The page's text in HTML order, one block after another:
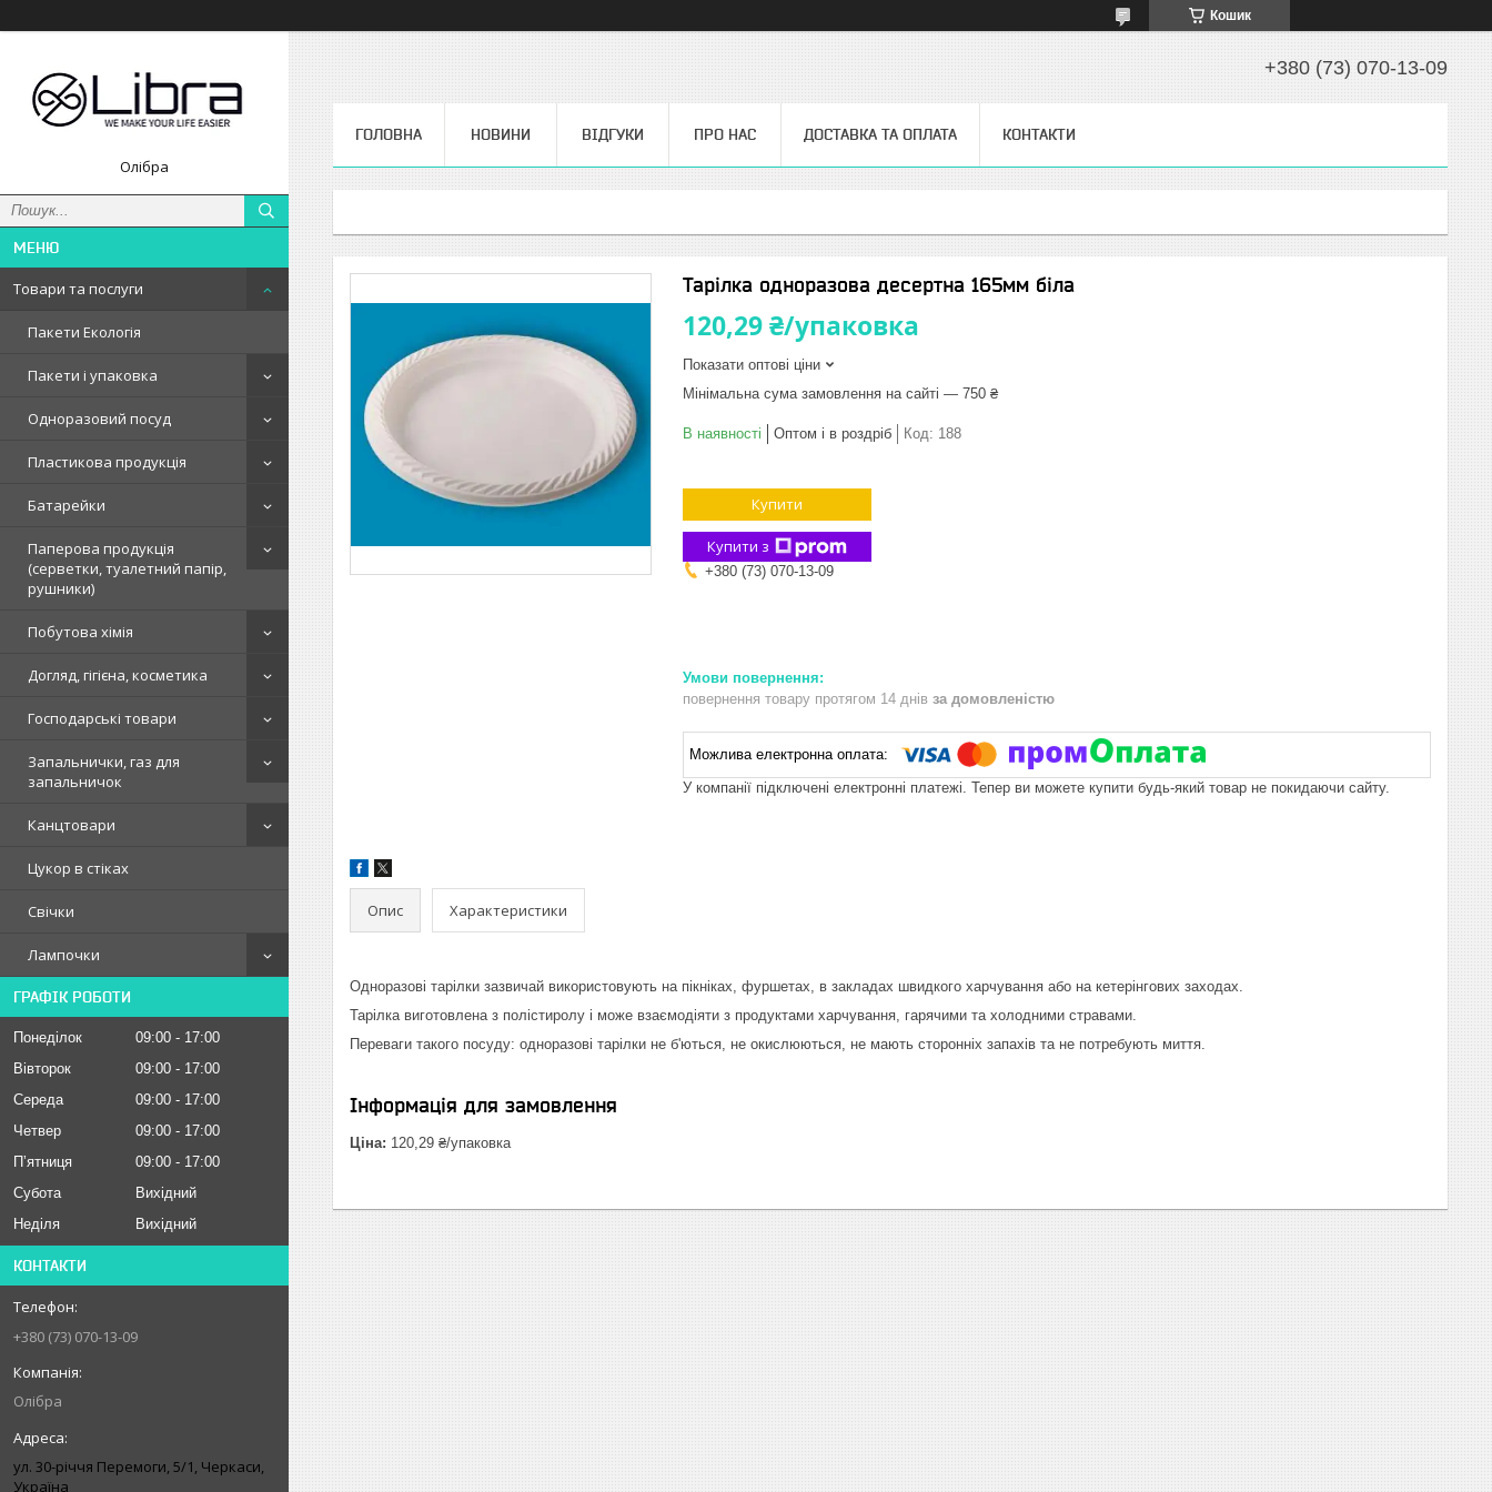
Кошик
Олібра
Товари та послуги
Пакети Екологія
Пакети і упаковка
Одноразовий посуд
Пластикова продукція
Батарейки
Паперова продукція
(серветки, туалетний папір,
рушники)
Побутова хімія
Догляд, гігієна, косметика
Господарські товари
Запальнички, газ для
запальничок
Канцтовари
Цукор в стіках
Свічки
Лампочки
ГРАФІК РОБОТИ
Понеділок 09:00
17:00
Вівторок
09:00
17:00
Середа
09:00
17:00
Четвер
09:00
17:00
Пʼятниця
09:00
17:00
Субота
Вихідний
Неділя
Вихідний
КОНТАКТИ
+380 (73) 070-13-09
Олібра
ул. 30-рiччя Перемоги, 5/1, Черкаси,
Україна
+380 (73) 070-13-09
ГОЛОВНА НОВИНИ ВІДГУКИ ПРО НАС ДОСТАВКА ТА ОПЛАТА КОНТАКТИ
Тарілка одноразова десертна 165мм біла
120,29 ₴/упаковка
Показати оптові ціни
Мінімальна сума замовлення на сайті — 750 ₴
В наявності Оптом і в роздріб Код: 188
Купити
Купити з
+380 (73) 070-13-09
повернення товару протягом 14 днів за домовленістю
У компанії підключені електронні платежі. Тепер ви можете купити будь-який товар не покидаючи сайту.
Опис Характеристики
Одноразові тарілки зазвичай використовують на пікніках, фуршетах, в закладах швидкого харчування або на кетерінгових заходах.
Тарілка виготовлена з полістиролу і може взаємодіяти з продуктами харчування, гарячими та холодними стравами.
Переваги такого посуду: одноразові тарілки не б'ються, не окислюються, не мають сторонніх запахів та не потребують миття.
Інформація для замовлення
Ціна: 120,29 ₴/упаковка